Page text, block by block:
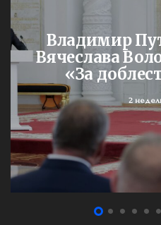
Владимир
Вячеслава
«За
2